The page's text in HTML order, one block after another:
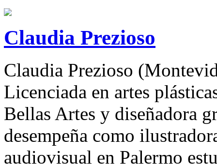
Claudia Prezioso
Claudia Prezioso
Licenciada en artes
Bellas Artes y diseñadora
desempeña como
audiovisual en Palermo